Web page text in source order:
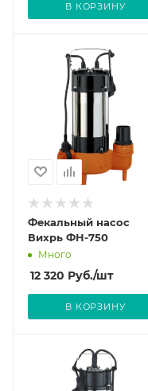
В КОРЗИНУ
Фекальный насос
Вихрь ФН-750
Много
12 320 Руб./шт
В КОРЗИНУ